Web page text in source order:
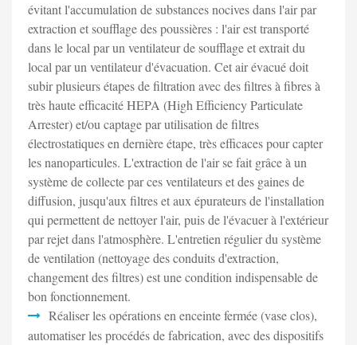
évitant l'accumulation de substances nocives dans l'air par
extraction et soufflage des poussières : l'air est transporté
dans le local par un ventilateur de soufflage et extrait du
local par un ventilateur d'évacuation. Cet air évacué doit
subir plusieurs étapes de filtration avec des filtres à fibres à
très haute efficacité HEPA (High Efficiency Particulate
Arrester) et/ou captage par utilisation de filtres
électrostatiques en dernière étape, très efficaces pour capter
les nanoparticules. L'extraction de l'air se fait grâce à un
système de collecte par ces ventilateurs et des gaines de
diffusion, jusqu'aux filtres et aux épurateurs de l'installation
qui permettent de nettoyer l'air, puis de l'évacuer à l'extérieur
par rejet dans l'atmosphère. L'entretien régulier du système
de ventilation (nettoyage des conduits d'extraction,
changement des filtres) est une condition indispensable de
bon fonctionnement.
Réaliser les opérations en enceinte fermée (vase clos),
automatiser les procédés de fabrication, avec des dispositifs